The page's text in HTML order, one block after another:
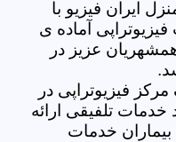
ایران فیزیو با
آماده ی
عزیز در
فیزیوتراپی در
خدمات تلفیقی ارائه
بیماران خدمات